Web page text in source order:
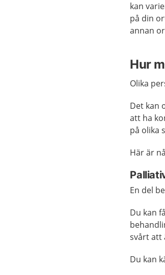
kan
på din
annan
Hur
Olika
Det kan
att ha
på olika
Här är
En del
Du kan
svårt att
Du kan